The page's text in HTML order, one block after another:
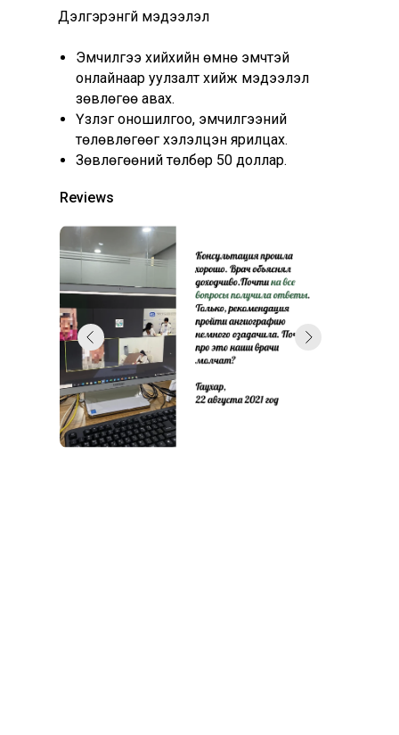
Дэлгэрэнгүй мэдээлэл
Эмчилгээ хийхийн өмнө эмчтэй
онлайнаар уулзалт хийж мэдээлэл
зөвлөгөө авах.
Үзлэг оношилгоо, эмчилгээний
төлөвлөгөөг хэлэлцэн ярилцах.
Зөвлөгөөний төлбөр 50 доллар.
Reviews